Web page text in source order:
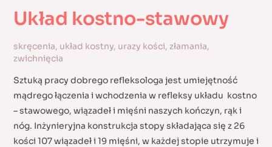
Układ kostno-stawowy
skręcenia, układ kostny, urazy kości, złamania,
zwichnięcia
Sztuką pracy dobrego refleksologa jest umiejętność
mądrego łączenia i wchodzenia w refleksy układu kostno
– stawowego, wiązadeł i mięśni naszych kończyn, rąk i
nóg. Inżynieryjna konstrukcja stopy składająca się z 26
kości 107 wiązadeł i 19 mięśni, w każdej stopie utrzymuje i